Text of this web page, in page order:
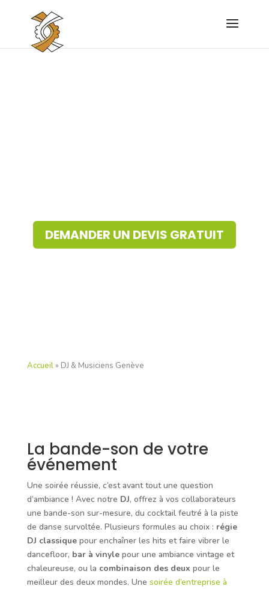
DEMANDER UN DEVIS GRATUIT
Accueil» DJ & Musiciens Genève
La bande-son de votre
événement
Une soirée réussie, c’est avant tout une question
d’ambiance ! Avec notre DJ, offrez à vos collaborateurs
une bande-son sur-mesure, du cocktail feutré à la piste
de danse survoltée. Plusieurs formules au choix : régie
DJ classiquepour enchaîner les hits et faire vibrer le
dancefloor, bar à vinylepour une ambiance vintage et
chaleureuse, ou la combinaison des deux pour le
meilleur des deux mondes. Une soirée d’entreprise à